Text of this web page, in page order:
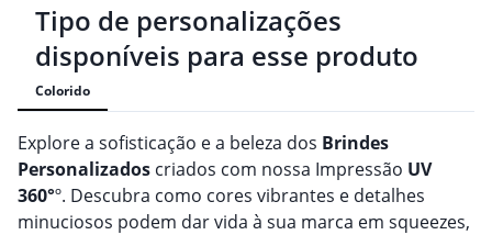
Tipo de personalizações
disponíveis para esse produto
Colorido
Explore a sofisticação e a beleza dos Brindes
Personalizados criados com nossa Impressão UV
360°º. Descubra como cores vibrantes e detalhes
minuciosos podem dar vida à sua marca em squeezes,